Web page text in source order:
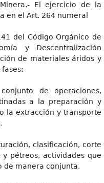
El ejercicio de la
en el Art. 264 numeral
del Código Orgánico de
y Descentralización
de materiales áridos y
de operaciones,
a la preparación y
la extracción y transporte
clasificación, corte
pétreos, actividades que
de manera conjunta.